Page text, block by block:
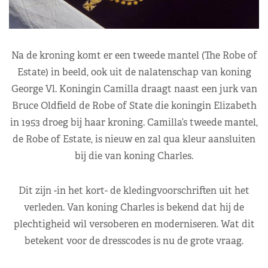
Na de kroning komt er een tweede mantel (The Robe of
Estate) in beeld, ook uit de nalatenschap van koning
George Vl. Koningin Camilla draagt naast een jurk van
Bruce Oldfield de Robe of State die koningin Elizabeth
in 1953 droeg bij haar kroning. Camilla’s tweede mantel,
de Robe of Estate, is nieuw en zal qua kleur aansluiten
bij die van koning Charles.
Dit zijn -in het kort- de kledingvoorschriften uit het
verleden. Van koning Charles is bekend dat hij de
plechtigheid wil versoberen en moderniseren. Wat dit
betekent voor de dresscodes is nu de grote vraag.